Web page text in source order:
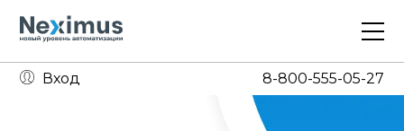
Вход 8-800-555-05-27